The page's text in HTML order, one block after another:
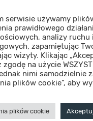
II
serwisie używamy
prawidłowego
analizy ruchu
zapamiętując
wizyty. Klikając
zgodę na użycie
nimi samodzielnie
plików cookie”, aby
plików cookie